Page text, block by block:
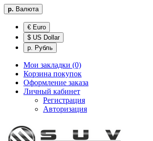
р. Валюта
€ Euro
$ US Dollar
р. Рубль
Мои закладки (0)
Корзина покупок
Оформление заказа
Личный кабинет
Регистрация
Авторизация